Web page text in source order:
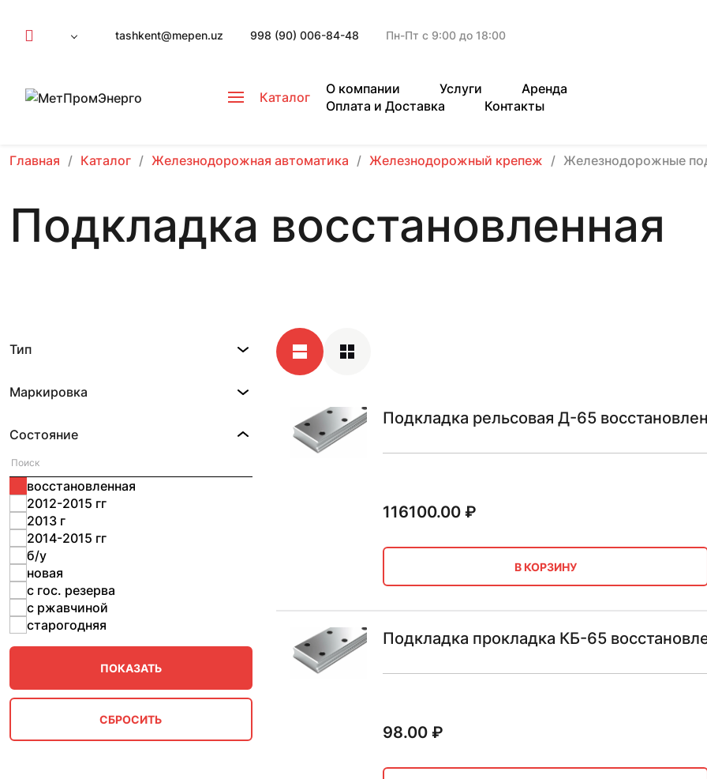
tashkent@mepen.uz 998 (90) 006-84-48 Пн-Пт с 9:00 до 18:00
Каталог
О компании Услуги
Аренда
Оплата и Доставка
Контакты
Главная Каталог Железнодорожная автоматика Железнодорожный крепеж Железнодорожные
Подкладка восстановленная
Тип
Маркировка
Состояние
2012-2015 гг
2013 г
2014-2015 гг
б/у
восстановленная
новая
с гос. резерва
с ржавчиной
старогодняя
Подкладка рельсовая Д-65
116100.00₽
В КОРЗИНУ
Подкладка прокладка КБ-65
98.00₽